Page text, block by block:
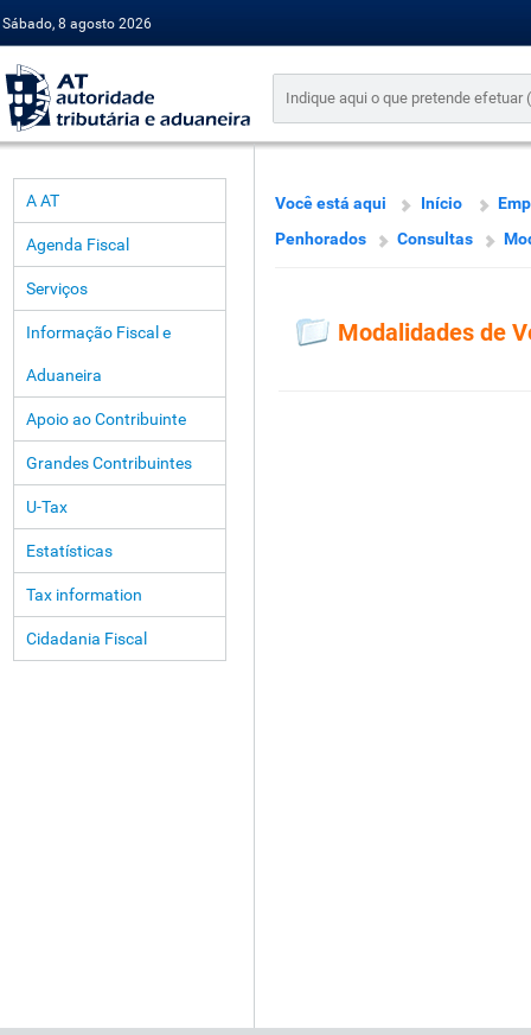
Sábado, 8 agosto 2026
A AT
Agenda Fiscal
Serviços
Informação Fiscal e
Aduaneira
Apoio ao Contribuinte
Grandes Contribuintes
U-Tax
Estatísticas
Tax information
Cidadania Fiscal
Você está aqui Início
Penhorados
Consultas
Modalidades de